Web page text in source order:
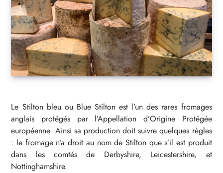
Le Stilton bleu ou Blue Stilton est l’un des rares fromages
anglais protégés par l’Appellation d’Origine Protégée
européenne. Ainsi sa production doit suivre quelques règles
: le fromage n’a droit au nom de Stilton que s’il est produit
dans les comtés de Derbyshire, Leicestershire, et
Nottinghamshire.